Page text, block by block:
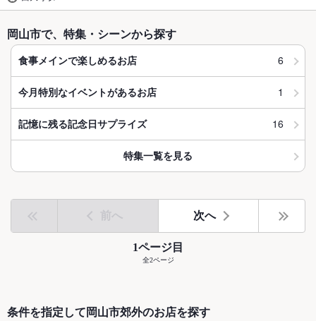
岡山市で、特集・シーンから探す
食事メインで楽しめるお店 6
今月特別なイベントがあるお店 1
記憶に残る記念日サプライズ 16
特集一覧を見る
前へ 次へ
1ページ目
全2ページ
条件を指定して岡山市郊外のお店を探す